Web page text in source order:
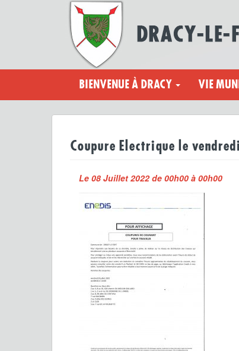
BIENVENUE À DRACY VIE
Coupure Electrique le
Le 08 Juillet 2022 de 00h00 à 00h00